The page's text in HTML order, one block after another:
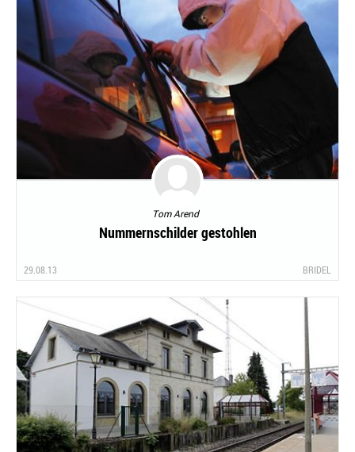
Tom Arend
Nummernschilder gestohlen
29.08.13 BRIDEL